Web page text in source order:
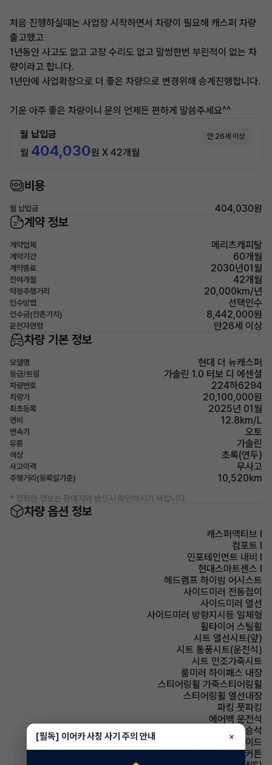
처음 진행하실때는 사업장 시작하면서 차량이 필요해 캐스퍼 차량
출고했고
1년동안 사고도 없고 고장 수리도 없고 말썽한번 부린적이 없는 차
량이라고 합니다.
1년만에 사업확장으로 더 좋은 차량으로 변경위해 승계진행합니다.
기운 아주 좋은 차량이니 문의 언제든 편하게 말씀주세요^^
월 납입금 만 26세 이상
월 404,030원 X 42개월
비용
월 납입금 404,030원
계약 정보
계약업체 메리츠캐피탈
계약기간 60개월
계약종료 2030년01월
잔여개월 42개월
약정주행거리 20,000km/년
인수방법 선택인수
인수금(잔존가치) 8,442,000원
운전자연령 만26세 이상
차량 기본 정보
모델명 현대 더 뉴캐스퍼
등급/트림 가솔린 1.0 터보 디 에센셜
차량번호 224하6294
차량가 20,100,000원
최초등록 2025년 01월
연비 12.8km/L
변속기 오토
유종 가솔린
색상 초록(연두)
사고이력 무사고
주행거리(등록일기준) 10,520km
* 정확한 정보는 판매자와 반드시 확인하시기 바랍니다.
차량 옵션 정보
캐스퍼액티브 I
컴포트 I
인포테인먼트 내비 I
현대스마트센스 I
헤드램프 하이빔 어시스트
사이드미러 전동접이
사이드미러 열선
사이드미러 방향지시등 일체형
휠타이어 스틸휠
시트 열선시트(앞)
시트 통풍시트(운전석)
시트 인조가죽시트
룸미러 하이패스 내장
스티어링휠 가죽스티어링휠
스티어링휠 열선내장
파킹 풋파킹
에어백 운전석
에어백 동승석
에어백 사이드
에어백 커튼
[필독] 이어카 사칭 사기 주의 안내 ×